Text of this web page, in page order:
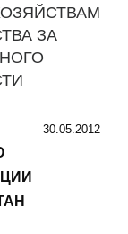
ЗА
30.05.2012